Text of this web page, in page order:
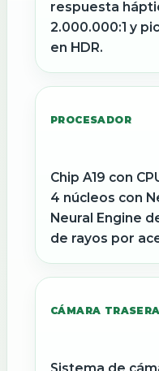
respuesta
2.000.000:1 y
en HDR.
PROCESADOR
Chip A19 con
4 núcleos con
Neural Engine
de rayos por
CÁMARA TRASERA